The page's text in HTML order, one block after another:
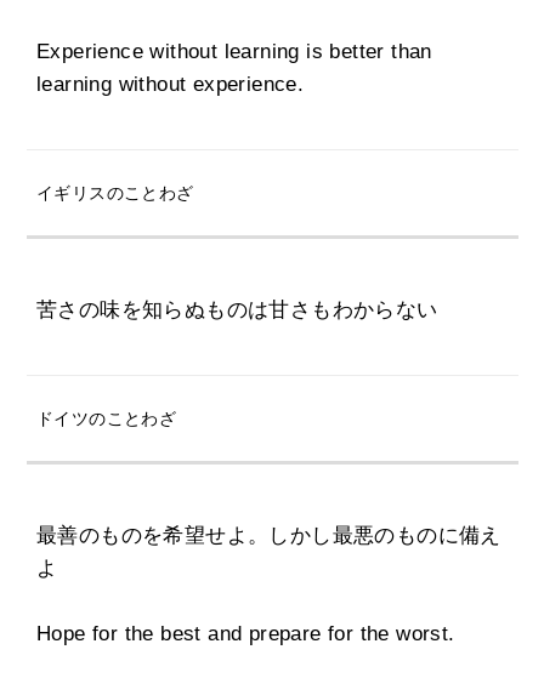
Experience without learning is better than
learning without experience.
イギリスのことわざ
苦さの味を知らぬものは甘さもわからない
ドイツのことわざ
最善のものを希望せよ。しかし最悪のものに備え
よ
Hope for the best and prepare for the worst.